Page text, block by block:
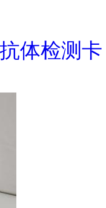
体检测卡